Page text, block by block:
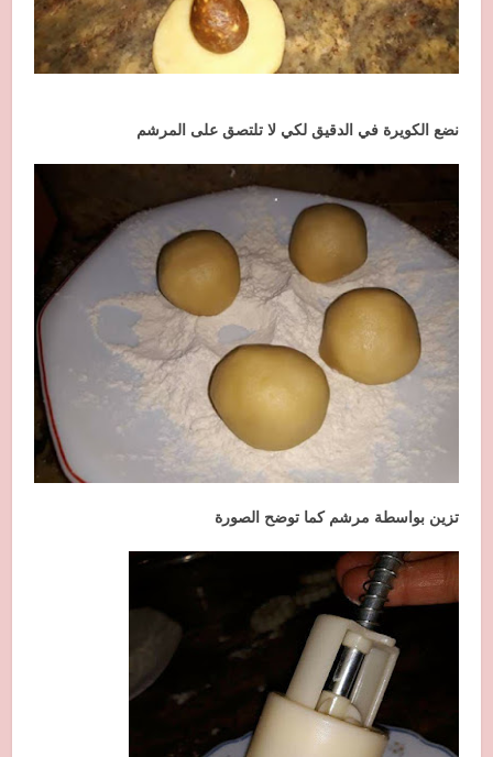
نضع الكويرة في الدقيق لكي لا تلتصق على المرشم
تزين بواسطة مرشم كما توضح الصورة